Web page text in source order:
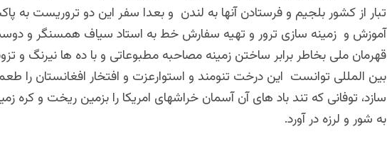
تبار از کشور بلجیم و فرستادن آنها به لندن و بعدا سفر این دو تروریست به
آموزش و زمینه سازی ترور و تهیه سفارش خط به استاد سیاف همسنگر و
قهرمان ملی بخاطر برابر ساختن زمینه مصاحبه مطبوعاتی و با ده ها نیرنگ و
بین المللی توانست این درخت تنومند و استوارعزت و افتخار افغانستان را
سازد، توفانی که تند باد های آن آسمان خراشهای امریکا را بزمین ریخت و کره
به شور و لرزه در آورد.